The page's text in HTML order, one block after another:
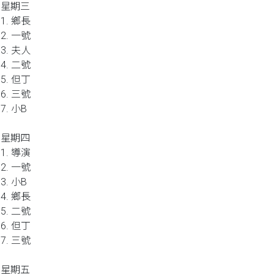
星期三
1. 鄉長
2. 一號
3. 夫人
4. 二號
5. 但丁
6. 三號
7. 小B
星期四
1. 導演
2. 一號
3. 小B
4. 鄉長
5. 二號
6. 但丁
7. 三號
星期五